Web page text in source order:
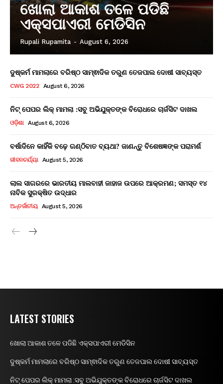
ଖୋଲା ଆକାଶ ତଳେ ପଡିଛି
ଏକ୍ସପାଏରୀ ମେଡିସିନ
Rupali Rupamita - August 6, 2026
ଦୁଷ୍କର୍ମ ମାମଲାରେ ବରିଷ୍ଠ ସାମ୍ଵାଦିକ ତରୁଣ ତେଜପାଲ ଦୋଷୀ ସାବ୍ୟସ୍ତ
CWG 2022 August 6, 2026
ନିଟ୍ ପେପର ଲିକ୍ ମାମଲା :ସବୁ ଅଭିଯୁକ୍ତଙ୍କ ବିରୋଧରେ ଚାର୍ଜସିଟ ଦାଖଲ
ଓଡ଼ିଶା August 6, 2026
ବର୍ଷାଦିନେ କାହିଁକି ବଢ଼େ ଗଣ୍ଠିବାତ ବ୍ୟଥା? ଜାଣନ୍ତୁ ବିଶେଷଜ୍ଞଙ୍କ ପରାମର୍ଶ
ଜୀବନଚର୍ଯ୍ୟା August 5, 2026
ଲାଲ ସାଗରରେ ଭାରତୀୟ ମାଲବାହୀ ଜାହାଜ ଉପରେ ଆକ୍ରମଣ; ସମସ୍ତ ୧୪
ନାବିକ ସୁରକ୍ଷିତ ଉଦ୍ଧାର
ଅନ୍ତର୍ଜାତୀୟ August 5, 2026
LATEST STORIES
ଖୋଲା ଆକାଶ ତଳେ ପଡିଛି ଏକ୍ସପାଏରୀ ମେଡିସିନ
ଦୁଷ୍କର୍ମ ମାମଲାରେ ବରିଷ୍ଠ ସାମ୍ଵାଦିକ ତରୁଣ ତେଜପାଲ ଦୋଷୀ ସାବ୍ୟସ୍ତ
ନିଟ୍ ପେପର ଲିକ୍ ମାମଲା :ସବୁ ଅଭିଯୁକ୍ତଙ୍କ ବିରୋଧରେ ଚାର୍ଜସିଟ ଦାଖଲ